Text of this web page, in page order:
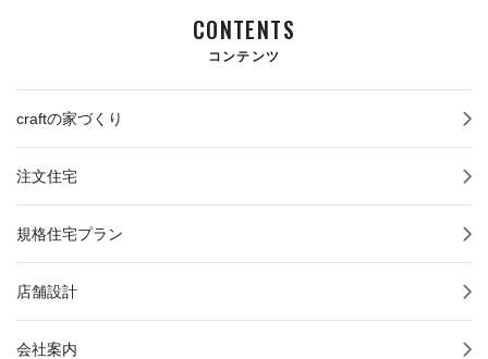
CONTENTS
コンテンツ
craftの家づくり
注文住宅
規格住宅プラン
店舗設計
会社案内